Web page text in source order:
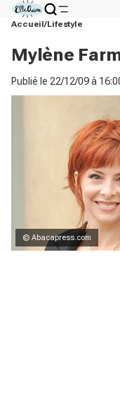
Accueil Lifestyle
Mylène
Publié le 22/12/09 à
© Abacapress.com